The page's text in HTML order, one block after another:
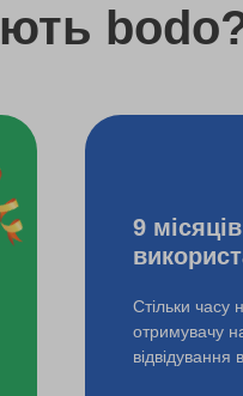
9
Стільки часу
отримувачу
відвідування